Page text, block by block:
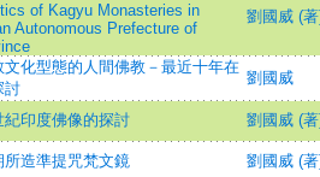
of Kagyu Monasteries in
Autonomous Prefecture of
劉國威 (
文化型態的人間佛教－最近十年在
討
劉國威
紀印度佛像的探討 劉國威 (
所造準提咒梵文鏡
劉國威 (